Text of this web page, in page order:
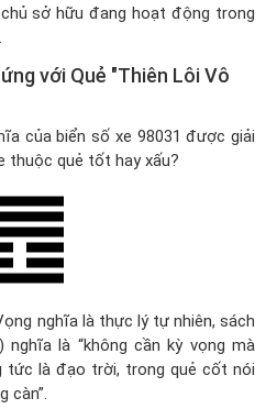
sở hữu đang hoạt động trong
với Quẻ "Thiên Lôi Vô
của biển số xe 98031 được giải
thuộc quẻ tốt hay xấu?
nghĩa là thực lý tự nhiên, sách
là “không cần kỳ vọng mà
tức là đạo trời, trong quẻ cốt nói
càn”.